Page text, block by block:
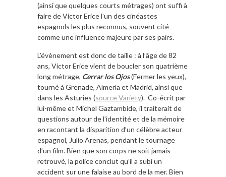
(ainsi que quelques courts métrages) ont suffi à
faire de Victor Erice l’un des cinéastes
espagnols les plus reconnus, souvent cité
comme une influence majeure par ses pairs.
L’évènement est donc de taille : à l’âge de 82
ans, Victor Erice vient de boucler son quatrième
long métrage, Cerrar los Ojos(Fermer les yeux),
tourné à Grenade, Almería et Madrid, ainsi que
dans les Asturies (source Variety). Co-écrit par
lui-même et Michel Gaztambide, il traiterait de
questions autour de l’identité et de la mémoire
en racontant la disparition d’un célèbre acteur
espagnol, Julio Arenas, pendant le tournage
d’un film. Bien que son corps ne soit jamais
retrouvé, la police conclut qu’il a subi un
accident sur une falaise au bord de la mer. Bien